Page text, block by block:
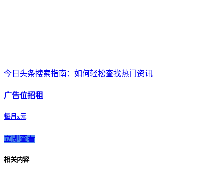
今日头条搜索指南：如何轻松查找热门资讯
广告位招租
每月x元
立即查看
相关内容